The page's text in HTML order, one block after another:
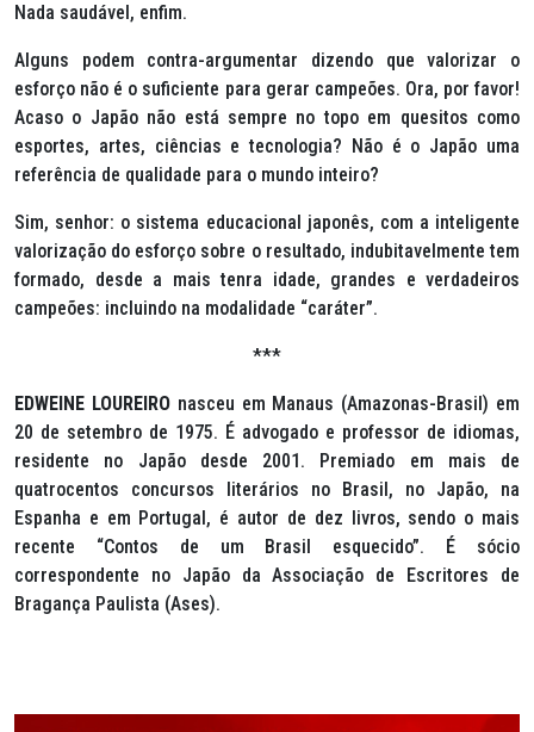
Nada saudável, enfim.
Alguns podem contra-argumentar dizendo que valorizar o
esforço não é o suficiente para gerar campeões. Ora, por favor!
Acaso o Japão não está sempre no topo em quesitos como
esportes, artes, ciências e tecnologia? Não é o Japão uma
referência de qualidade para o mundo inteiro?
Sim, senhor: o sistema educacional japonês, com a inteligente
valorização do esforço sobre o resultado, indubitavelmente tem
formado, desde a mais tenra idade, grandes e verdadeiros
campeões: incluindo na modalidade “caráter”.
***
EDWEINE LOUREIROnasceu em Manaus (Amazonas-Brasil) em
20 de setembro de 1975. É advogado e professor de idiomas,
residente no Japão desde 2001. Premiado em mais de
quatrocentos concursos literários no Brasil, no Japão, na
Espanha e em Portugal, é autor de dez livros, sendo o mais
recente “Contos de um Brasil esquecido”. É sócio
correspondente no Japão da Associação de Escritores de
Bragança Paulista (Ases).